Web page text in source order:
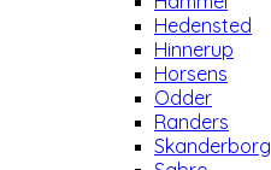
Hedensted
Hinnerup
Horsens
Odder
Randers
Skanderborg